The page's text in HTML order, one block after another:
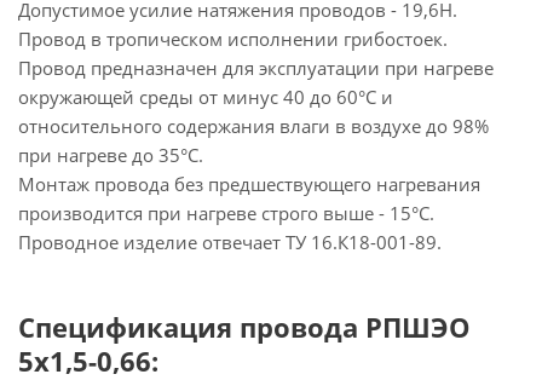
Допустимое усилие натяжения проводов - 19,6Н.
Провод в тропическом исполнении грибостоек.
Провод предназначен для эксплуатации при нагреве
окружающей среды от минус 40 до 60°С и
относительного содержания влаги в воздухе до 98%
при нагреве до 35°С.
Монтаж провода без предшествующего нагревания
производится при нагреве строго выше - 15°С.
Проводное изделие отвечает ТУ 16.К18-001-89.
Спецификация провода РПШЭО
5х1,5-0,66: